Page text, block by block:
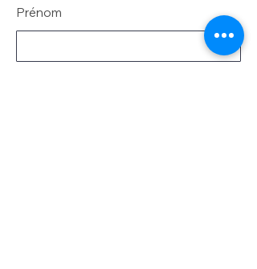
Prénom